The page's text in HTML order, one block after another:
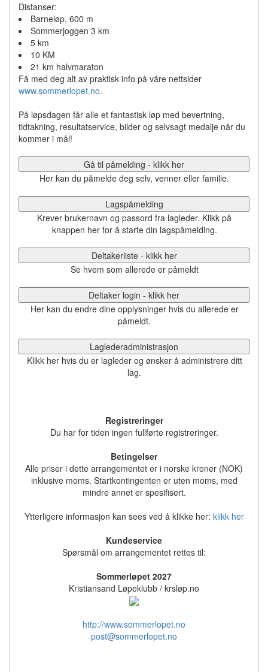
Distanser:
Barneløp, 600 m
Sommerjoggen 3 km
5 km
10 KM
21 km halvmaraton
Få med deg alt av praktisk info på våre nettsider
www.sommerlopet.no.
På løpsdagen får alle et fantastisk løp med bevertning,
tidtakning, resultatservice, bilder og selvsagt medalje når du
kommer i mål!
Gå til påmelding - klikk her
Her kan du påmelde deg selv, venner eller familie.
Lagspåmelding
Krever brukernavn og passord fra lagleder. Klikk på
knappen her for å starte din lagspåmelding.
Deltakerliste - klikk her
Se hvem som allerede er påmeldt
Deltaker login - klikk her
Her kan du endre dine opplysninger hvis du allerede er
påmeldt.
Laglederadministrasjon
Klikk her hvis du er lagleder og ønsker å administrere ditt
lag.
Registreringer
Du har for tiden ingen fullførte registreringer.
Betingelser
Alle priser i dette arrangementet er i norske kroner (NOK)
inklusive moms. Startkontingenten er uten moms, med
mindre annet er spesifisert.
Ytterligere informasjon kan sees ved å klikke her: klikk her
Kundeservice
Spørsmål om arrangementet rettes til:
Sommerløpet 2027
Kristiansand Løpeklubb / krsløp.no
http://www.sommerlopet.no
post@sommerlopet.no